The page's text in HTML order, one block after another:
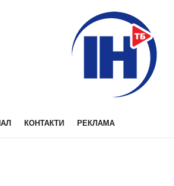
КОНТАКТИ РЕКЛАМА